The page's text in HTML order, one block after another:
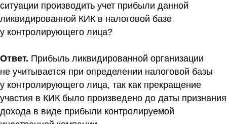
ситуации производить учет прибыли данной
ликвидированной КИК в налоговой базе
у контролирующего лица?
Ответ. Прибыль ликвидированной организации
не учитывается при определении налоговой базы
у контролирующего лица, так как прекращение
участия в КИК было произведено до даты признания
дохода в виде прибыли контролируемой